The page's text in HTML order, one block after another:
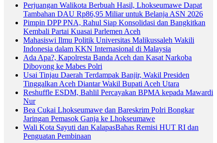
Perjuangan Walikota Berbuah Hasil, Lhokseumawe Dapat
Tambahan DAU Rp86,95 Miliar untuk Belanja ASN 2026
Pimpin DPP PNA, Rahul Siap Konsolidasi dan Bangkitkan
Kembali Partai Kuasai Parlemen Aceh
Mahasiswi Ilmu Politik Universitas Malikussaleh Wakili
Indonesia dalam KKN Internasional di Malaysia
Ada Apa?, Kapolresta Banda Aceh dan Kasat Narkoba
Diboyong ke Mabes Polri
Usai Tinjau Daerah Terdampak Banjir, Wakil Presiden
Tinggalkan Aceh Diantar Wakil Bupati Aceh Utara
Reshuffle ESDM, Bahlil Percayakan BPMA kepada Mawardi
Nur
Bea Cukai Lhokseumawe dan Bareskrim Polri Bongkar
Jaringan Pemasok Ganja ke Lhokseumawe
Wali Kota Sayuti dan KalapasBahas Remisi HUT RI dan
Penguatan Pembinaan